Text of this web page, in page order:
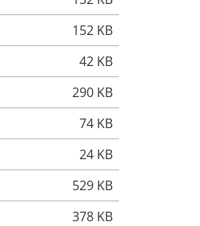
152 KB
42 KB
290 KB
74 KB
24 KB
529 KB
378 KB